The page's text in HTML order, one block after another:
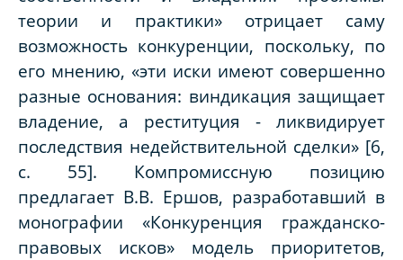
теории и практики» отрицает саму
возможность конкуренции, поскольку, по
его мнению, «эти иски имеют совершенно
разные основания: виндикация защищает
владение, а реституция - ликвидирует
последствия недействительной сделки» [6,
с. 55]. Компромиссную позицию
предлагает В.В. Ершов, разработавший в
монографии «Конкуренция гражданско-
правовых исков» модель приоритетов,